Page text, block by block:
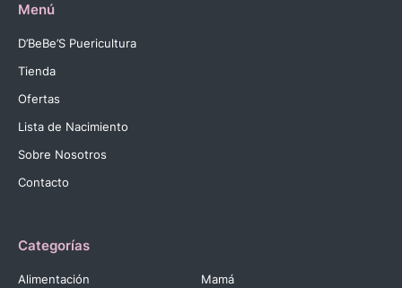
Menú
D’BeBe’S Puericultura
Tienda
Ofertas
Lista de Nacimiento
Sobre Nosotros
Contacto
Categorías
Alimentación
Mamá